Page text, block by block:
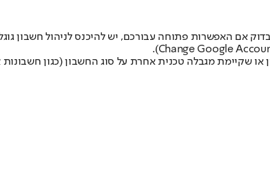
אם האפשרות פתוחה עבורכם, יש להיכנס לניהול חשבון
מגבלה טכנית אחרת על סוג החשבון (כגון חשבונות